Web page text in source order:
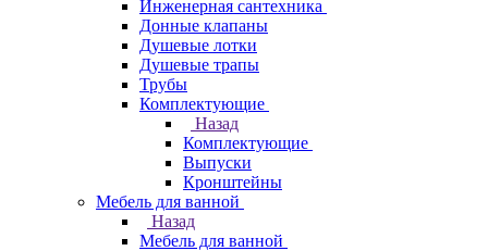
Инженерная сантехника
Донные клапаны
Душевые лотки
Душевые трапы
Трубы
Комплектующие
Назад
Комплектующие
Выпуски
Кронштейны
Мебель для ванной
Назад
Мебель для ванной